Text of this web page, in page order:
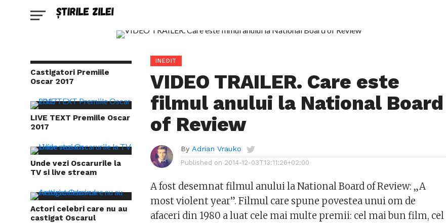
Castigatori Premiile
Oscar 2017
LIVE TEXT Premiile Oscar
2017
Unde vezi Oscarurile la
TV si live stream
Actori celebri care nu au
castigat Oscarul
INEDIT
VIDEO TRAILER. Care este
filmul anului la National Board
of Review
By Adrian Vrauko
Published on 2014-12-03T13:11:26+02:00
A fost desemnat filmul anului la National Board of Review: „A
most violent year”. Filmul care spune povestea unui om de
afaceri din 1980 a luat cele mai multe premii: cel mai bun film, cel